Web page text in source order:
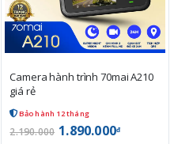
Camera hành trình 70mai A210
giá rẻ
Bảo hành 12 tháng
2.190.000 1.890.000đ